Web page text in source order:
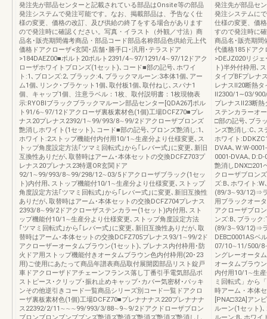
発注先が部品センターと記載されている部品はOnsite等の部品
発注システムで発注可能です。なお、掲載部品は、予告なく仕
様の変更、価格の改訂、及び供給の終了をする場合があります
ので発注時に確認ください。写真・イラスト（外観／寸法）商
品名･販売期間備考商品・部品コード部品名称部品色供給元上代
価格ドアクローザ<玄関･店舗･勝手口･汎用･テラスドア
>184DAEZ00■ポルト20ポルト2391/4∼97/1291/4∼97/12ドアク
ローザホワイトブロンズ(1セット)､コード■部の記号､ホワイ
ト:1､ブロンズ:2､ブラック:4､ブラックマルーン:3本体1個､アー
ム1個､リンク･ブラケット1個､取付板1個､取付ねじ､スパナ1
個、キャップ1個、注意ラベル：1枚、取付説明書：1枚現物表
示:RYOBIブラックブラックマルーン部品センター[QDA267]ポル
ト91/6∼97/12ドアクローザ裏板素材色(1個)工場DCFZ70■プレ
ナス20プレナス2392/1∼99/993/8∼99/2ドアクローザブロンズ
艶消しホワイト(1セット)､コード■部の記号､ブロンズ艶消し:1､
ホワイト:2ストップ機能付内付用10/1∼生産分より仕様変更､ス
トップ角度設定方法｢ツマミ回転式｣から｢レバー式｣に変更､新旧
互換性ありだが､取替時はアーム･本体セットの交換DCFZ703プ
レナス20プレナス23特選OR玄関ドア
92/1∼99/993/8∼99/298/12∼03/5ドアクローザブラック(1セッ
ト)内付用､ストップ機能付10/1∼生産分より仕様変更､ストップ
角度設定方法｢ツマミ回転式｣から｢レバー式｣に変更､新旧互換性
ありだが､取替時はアーム･本体セットの交換DCFZ704プレナス
2393/8∼99/2ドアクローザステンカラー(1セット)内付用､スト
ップ機能付10/1∼生産分より仕様変更､ストップ角度設定方法
｢ツマミ回転式｣から｢レバー式｣に変更､新旧互換性ありだが､取
替時はアーム･本体セットの交換DCFZ705プレナス93/1∼99/2ド
アクローザーオータムブラウン(1セット)､ブレナス内付枠用･防
火ドア用ストップ機能付きオータムブラウン色内付枠用(20･23
用)ご使用にあたって商品年譜表商品取付展開図部品リスト錠戸
車ドアクローザドアチェーンフランス落し丁番引手電気部品ポ
ストピース･クリップ･振れ止めキャップ･カバー気密材･パッキ
ンその他逆引きコード一覧商品シリーズ別コード一覧ドアクロ
ーザ裏板素材色(1個)工場DCFZ70■プレナナナス220プレナナナ
ス22392/2/11∼∼∼99/993/3/88∼9∼9/2ドアクドローザブロン
ブロンブロンブンブブンズ艶消ズ艶消ズ艶消ズ艶消ズ艶消しし
発注先が部品セ
発注システムに
仕様の変更、価
すので発注時に
商品名･販売期間
代価格185ドアク
>DEJZ020リジ
ト)半外付枠用､
タイプBFプレナ
レナスⅡ20断熱タ
Ⅱ2300/1∼03/
プレナスⅡ23断
ステンカラーオ
□部の記号､ブラ
ンズ艶消し:C､ス
ホワイト
DVAA､W:W-
0001-DVAA､
艶消しDNX□201
クローザブロン
ズ:B､ホワイト
(89/3∼93/12)⇒ラ
用ブラックオー
アクローザブロ
ンズ:B､ブラック
(89/3∼93/12)⇒ラ
DEB□0001ASベ
07/10∼11/500/
ングレーオータ
オータムブラウ
内付用10/1∼生
ミ回転式」から
時アーム・本体
[PNA□32A]アン
ルーン(1セット)
ルーン:B､ホワイ